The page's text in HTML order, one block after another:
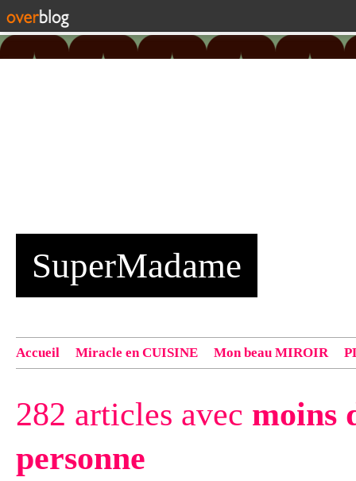
SuperMadame
Accueil Miracle en CUISINE Mon beau MIROIR
exemple : "Bonnet cloche From Annie", "Veste Rue
282 articles avec moins
personne